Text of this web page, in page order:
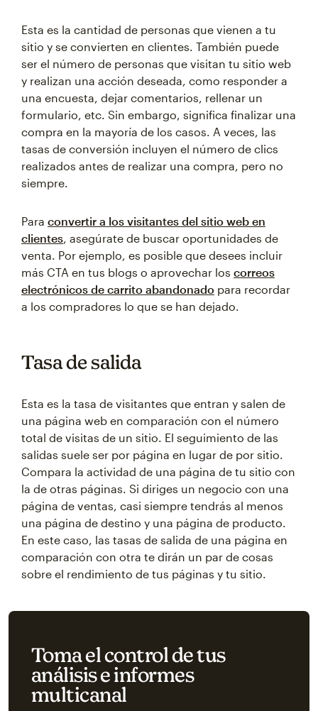
Esta es la cantidad de personas que vienen a tu
sitio y se convierten en clientes. También puede
ser el número de personas que visitan tu sitio web
y realizan una acción deseada, como responder a
una encuesta, dejar comentarios, rellenar un
formulario, etc. Sin embargo, significa finalizar una
compra en la mayoría de los casos. A veces, las
tasas de conversión incluyen el número de clics
realizados antes de realizar una compra, pero no
siempre.
Para convertir a los visitantes del sitio web en
clientes, asegúrate de buscar oportunidades de
venta. Por ejemplo, es posible que desees incluir
más CTA en tus blogs o aprovechar los correos
electrónicos de carrito abandonado para recordar
a los compradores lo que se han dejado.
Tasa de salida
Esta es la tasa de visitantes que entran y salen de
una página web en comparación con el número
total de visitas de un sitio. El seguimiento de las
salidas suele ser por página en lugar de por sitio.
Compara la actividad de una página de tu sitio con
la de otras páginas. Si diriges un negocio con una
página de ventas, casi siempre tendrás al menos
una página de destino y una página de producto.
En este caso, las tasas de salida de una página en
comparación con otra te dirán un par de cosas
sobre el rendimiento de tus páginas y tu sitio.
Toma el control de tus
análisis e informes
multicanal